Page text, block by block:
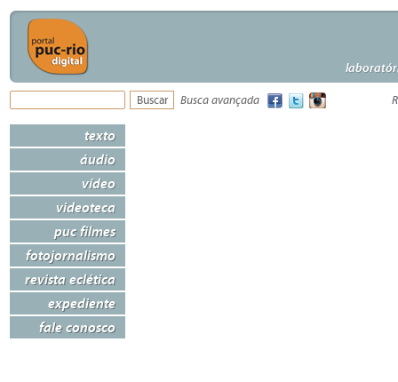
Busca avançada
texto
áudio
vídeo
videoteca
puc filmes
fotojornalismo
revista eclética
expediente
fale conosco